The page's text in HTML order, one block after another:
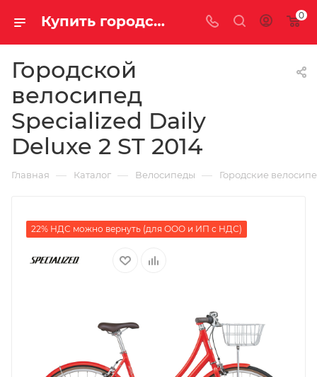
Купить городской велосипед Specialized Daily Deluxe 2 ST 2014 за 54150.00000000 в Саратове и Энгельсе 0
Городской
велосипед
Specialized Daily
Deluxe 2 ST 2014
Главная — Каталог — Велосипеды — Городские
22% НДС можно вернуть (для ООО и ИП с НДС)